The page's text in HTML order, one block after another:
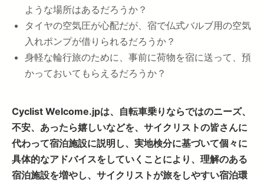
ような場所はあるだろうか？
タイヤの空気圧が心配だが、宿で仏式バルブ用の空気
入れポンプが借りられるだろうか？
身軽な輪行旅のために、事前に荷物を宿に送って、預
かっておいてもらえるだろうか？
Cyclist Welcome.jpは、自転車乗りならではのニーズ、
不安、あったら嬉しいなどを、サイクリストの皆さんに
代わって宿泊施設に説明し、実地検分に基づいて個々に
具体的なアドバイスをしていくことにより、理解のある
宿泊施設を増やし、サイクリストが旅をしやすい宿泊環